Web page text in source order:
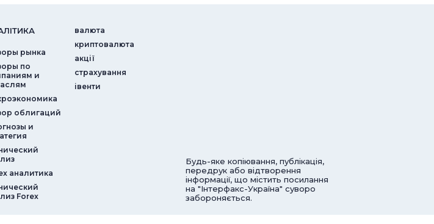
рынка
по
и
облигаций
и
аналитика
Forex
валюта
криптовалюта
акції
страхування
iвенти
Будь-яке копіювання, публікація,
передрук або відтворення
інформації, що містить посилання
на "Інтерфакс-Україна" суворо
забороняється.